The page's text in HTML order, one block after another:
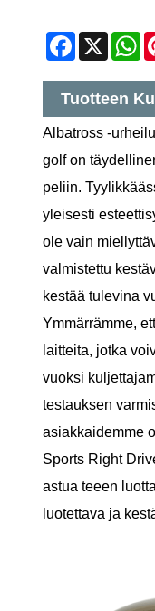
Facebook
X
Tuotteen
Albatross -
golf on
peliin.
yleisesti
ole vain
valmistettu
kestää tulevina
Ymmärrämme,
laitteita, jotka
vuoksi
testauksen
asiakkaidemme
Sports Right
astua teeen
luotettava ja